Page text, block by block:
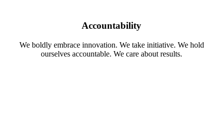
Accountability
We boldly embrace innovation. We take initiative. We hold
ourselves accountable. We care about results.